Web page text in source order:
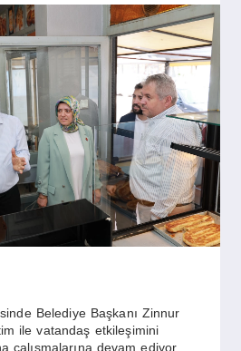
Belediye Başkanı Zinnur
ile vatandaş etkileşimini
çalışmalarına devam ediyor.